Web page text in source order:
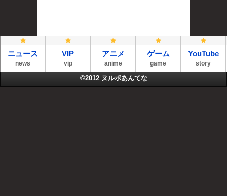
ニュース
news
VIP
vip
アニメ
anime
ゲーム
game
YouTube
story
©2012 ヌルポあんてな